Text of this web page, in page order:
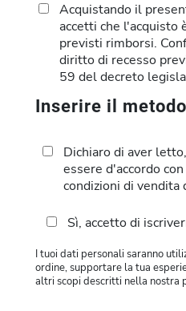
Acquistando il
accetti che l'acquisto
previsti rimborsi.
diritto di recesso
59 del decreto
Inserire il
Dichiaro di aver
essere d'accordo
condizioni di vendita
Sì, accetto di
I tuoi dati personali saranno
ordine, supportare la tua
altri scopi descritti nella nostra